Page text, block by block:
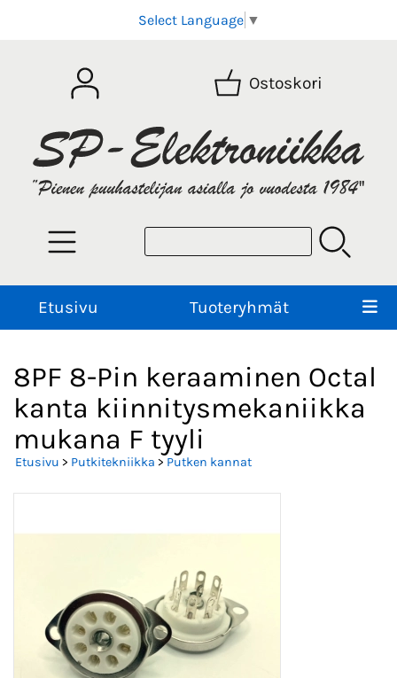
Select Language ▼
Ostoskori
Etusivu Tuoteryhmät
8PF 8-Pin keraaminen Octal
kanta kiinnitysmekaniikka
mukana F tyyli
Etusivu > Putkitekniikka > Putken kannat